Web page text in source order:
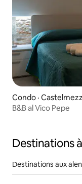
Condo ·
B&B al Vico Pepe
Destinations
Destinations aux